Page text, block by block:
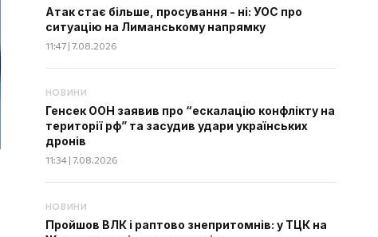
Атак стає більше, просування - ні: УОС про
ситуацію на Лиманському напрямку
11:47 | 7.08.2026
НОВИНИ
Генсек ООН заявив про “ескалацію конфлікту на
території рф” та засудив удари українських
дронів
11:34 | 7.08.2026
НОВИНИ
Пройшов ВЛК і раптово знепритомнів: у ТЦК на